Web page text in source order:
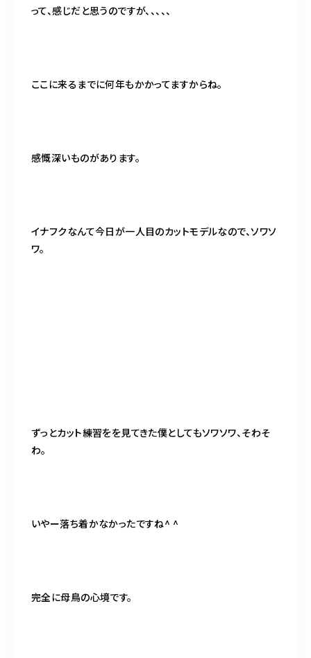
って、感じだと思うのですが、、、、、
ここに来るまでに何年もかかってますからね。
感慨深いものがあります。
イナフクなんて今日が一人目のカットモデルなので、ソワソ
ワ。
ずっとカット練習をを見てきた僕としてもソワソワ、そわそ
わ。
いやー落ち着かなかったですね^ ^
完全に母鳥の心境です。